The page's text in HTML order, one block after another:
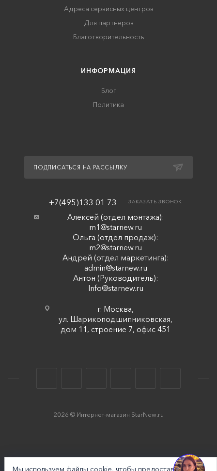
Адреса сервисных центров
Для партнеров
Благотворительность
ИНФОРМАЦИЯ
Блог
Политика
ПОДПИСАТЬСЯ НА РАССЫЛКУ
+7(495)133 01 73 ЗАКАЗАТЬ ЗВОНОК
Алексей (отдел монтажа):
m1@starnew.ru
Ольга (отдел продаж):
m2@starnew.ru
Андрей (отдел маркетинга):
admin@starnew.ru
Антон (Руководитель):
Info@starnew.ru
г. Москва,
ул. Шарикоподшипниковская,
дом 11, строение 7, офис 451
2026 © Интернет-магазин StarNew.ru
Мы используем файлы cookie, чтобы предоставить вам